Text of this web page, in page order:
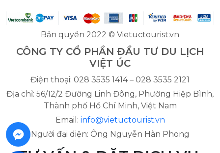
Bản quyền 2022 © Vietuctourist.vn
CÔNG TY CỔ PHẦN ĐẦU TƯ DU LỊCH
VIỆT ÚC
Điện thoại: 028 3535 1414 – 028 3535 2121
Địa chỉ: 56/12/2 Đường Linh Đông, Phường Hiệp Bình,
Thành phố Hồ Chí Minh, Việt Nam
Email: info@vietuctourist.vn
Người đại diện: Ông Nguyễn Hàn Phong